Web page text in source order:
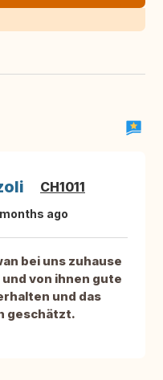
CH1011
ago
bei uns zuhause
von ihnen gute
und das
geschätzt.